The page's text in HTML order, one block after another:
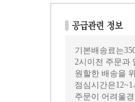
기본배송료는
2시이전 주문과
원할한 배송을
점심시간은
주문이 어려울